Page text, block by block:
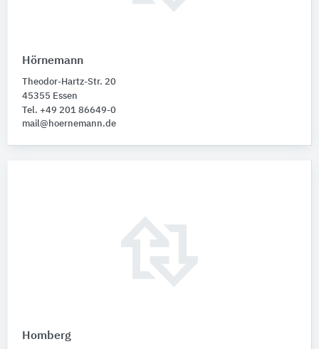
Hörnemann
Theodor-Hartz-Str. 20
45355 Essen
Tel. +49 201 86649-0
mail@hoernemann.de
Homberg